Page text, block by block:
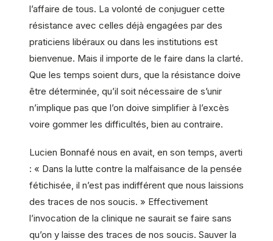
l’affaire de tous. La volonté de conjuguer cette
résistance avec celles déjà engagées par des
praticiens libéraux ou dans les institutions est
bienvenue. Mais il importe de le faire dans la clarté.
Que les temps soient durs, que la résistance doive
être déterminée, qu’il soit nécessaire de s’unir
n’implique pas que l’on doive simplifier à l’excès
voire gommer les difficultés, bien au contraire.
Lucien Bonnafé nous en avait, en son temps, averti
: « Dans la lutte contre la malfaisance de la pensée
fétichisée, il n’est pas indifférent que nous laissions
des traces de nos soucis. » Effectivement
l’invocation de la clinique ne saurait se faire sans
qu’on y laisse des traces de nos soucis. Sauver la